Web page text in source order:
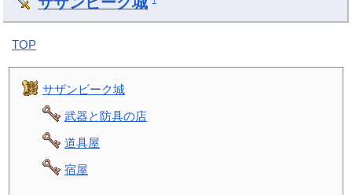
TOP
サザンビーク城
武器と防具の店
道具屋
宿屋